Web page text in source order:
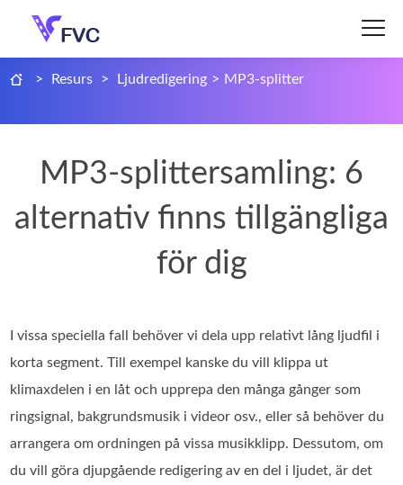
> Resurs > Ljudredigering > MP3-splitter
MP3-splittersamling: 6
alternativ finns tillgängliga
för dig
I vissa speciella fall behöver vi dela upp relativt lång ljudfil i
korta segment. Till exempel kanske du vill klippa ut
klimaxdelen i en låt och upprepa den många gånger som
ringsignal, bakgrundsmusik i videor osv., eller så behöver du
arrangera om ordningen på vissa musikklipp. Dessutom, om
du vill göra djupgående redigering av en del i ljudet, är det